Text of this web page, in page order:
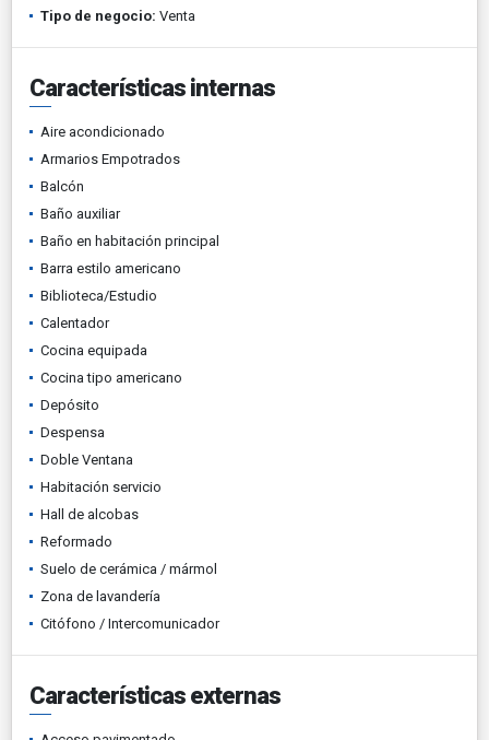
Tipo de negocio: Venta
Características internas
Aire acondicionado
Armarios Empotrados
Balcón
Baño auxiliar
Baño en habitación principal
Barra estilo americano
Biblioteca/Estudio
Calentador
Cocina equipada
Cocina tipo americano
Depósito
Despensa
Doble Ventana
Habitación servicio
Hall de alcobas
Reformado
Suelo de cerámica / mármol
Zona de lavandería
Citófono / Intercomunicador
Características externas